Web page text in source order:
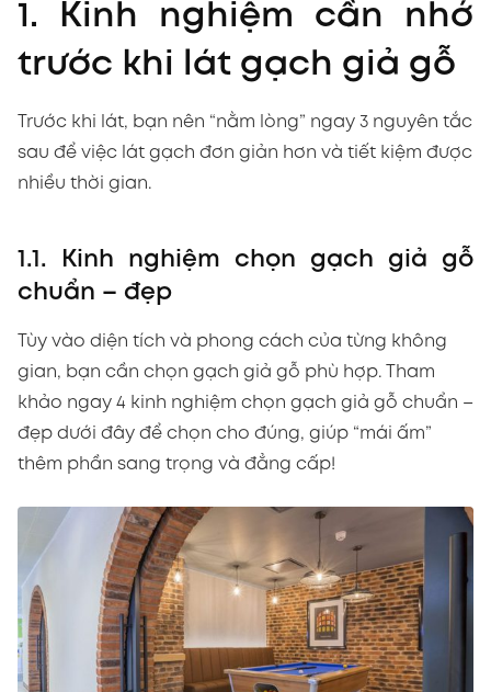
1. Kinh nghiệm cần nhớ
trước khi lát gạch giả gỗ
Trước khi lát, bạn nên “nằm lòng” ngay 3 nguyên tắc
sau để việc lát gạch đơn giản hơn và tiết kiệm được
nhiều thời gian.
1.1. Kinh nghiệm chọn gạch giả gỗ
chuẩn – đẹp
Tùy vào diện tích và phong cách của từng không
gian, bạn cần chọn gạch giả gỗ phù hợp. Tham
khảo ngay 4 kinh nghiệm chọn gạch giả gỗ chuẩn –
đẹp dưới đây để chọn cho đúng, giúp “mái ấm”
thêm phần sang trọng và đẳng cấp!